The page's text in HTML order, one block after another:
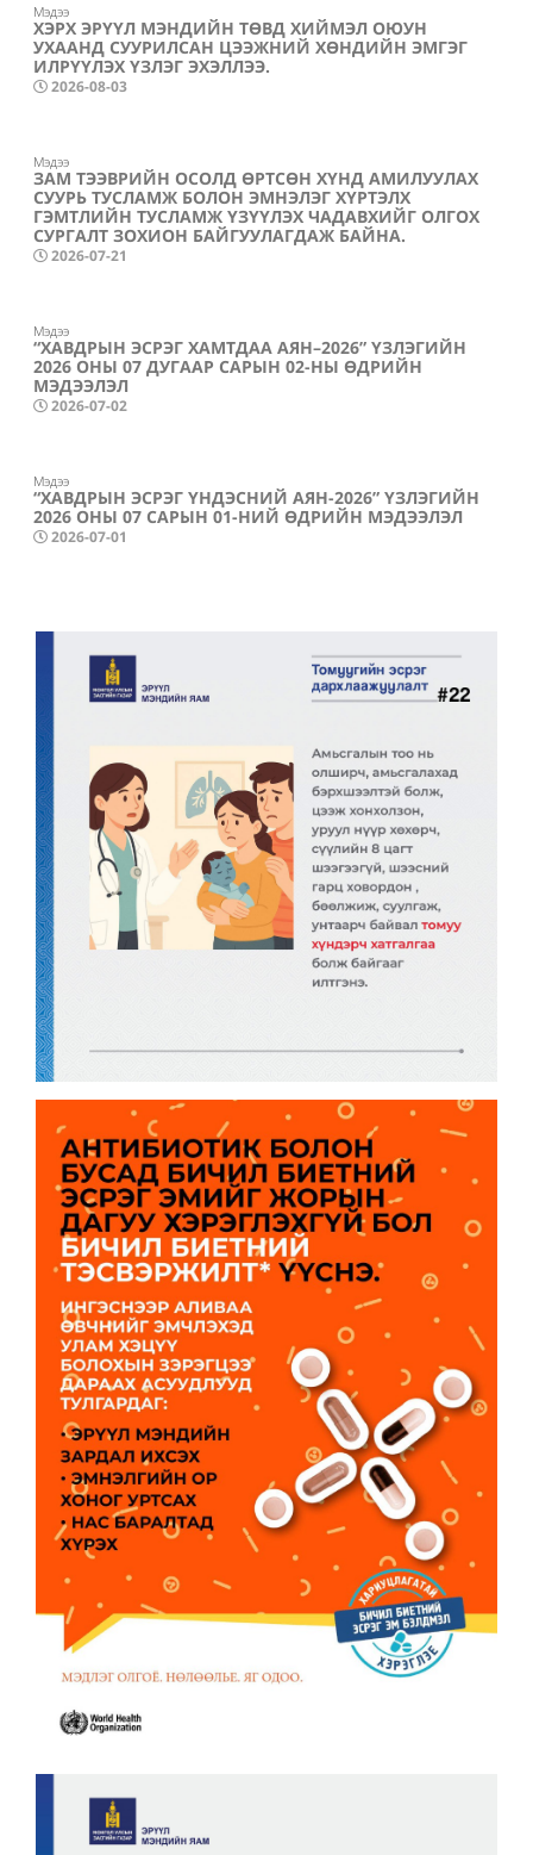
Мэдээ
ХЭРХ ЭРҮҮЛ МЭНДИЙН ТӨВД ХИЙМЭЛ ОЮУН
УХААНД СУУРИЛСАН ЦЭЭЖНИЙ ХӨНДИЙН ЭМГЭГ
ИЛРҮҮЛЭХ ҮЗЛЭГ ЭХЭЛЛЭЭ.
2026-08-03
Мэдээ
ЗАМ ТЭЭВРИЙН ОСОЛД ӨРТСӨН ХҮНД АМИЛУУЛАХ
СУУРЬ ТУСЛАМЖ БОЛОН ЭМНЭЛЭГ ХҮРТЭЛХ
ГЭМТЛИЙН ТУСЛАМЖ ҮЗҮҮЛЭХ ЧАДАВХИЙГ ОЛГОХ
СУРГАЛТ ЗОХИОН БАЙГУУЛАГДАЖ БАЙНА.
2026-07-21
Мэдээ
“ХАВДРЫН ЭСРЭГ ХАМТДАА АЯН–2026” ҮЗЛЭГИЙН
2026 ОНЫ 07 ДУГААР САРЫН 02-НЫ ӨДРИЙН
МЭДЭЭЛЭЛ
2026-07-02
Мэдээ
“ХАВДРЫН ЭСРЭГ ҮНДЭСНИЙ АЯН-2026” ҮЗЛЭГИЙН
2026 ОНЫ 07 САРЫН 01-НИЙ ӨДРИЙН МЭДЭЭЛЭЛ
2026-07-01